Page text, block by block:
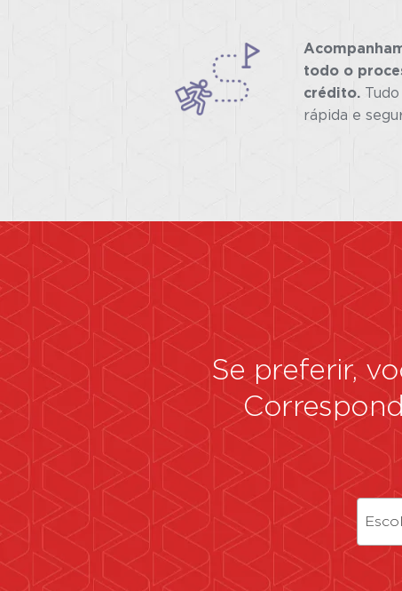
todo o
crédito.
rápida e
Se preferir,